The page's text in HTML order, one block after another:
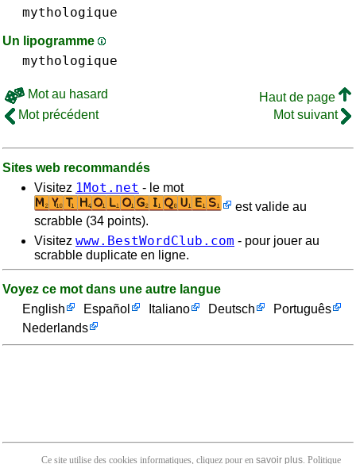
mythologique
Un lipogramme
mythologique
Mot au hasard
Haut de page
Mot précédent
Mot suivant
Sites web recommandés
Visitez 1Mot.net - le mot
est valide au
scrabble (34 points).
Visitez www.BestWordClub.com - pour jouer au
scrabble duplicate en ligne.
Voyez ce mot dans une autre langue
English
Español Italiano Deutsch
Português
Nederlands
Ce site utilise des cookies informatiques, cliquez pour en savoir plus. Politique